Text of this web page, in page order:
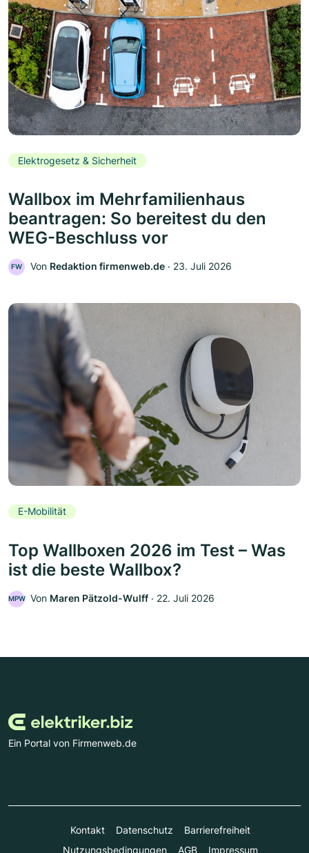
Elektrogesetz & Sicherheit
Wallbox im Mehrfamilienhaus
beantragen: So bereitest du den
WEG-Beschluss vor
FW Von Redaktion firmenweb.de ‧ 23. Juli 2026
E-Mobilität
Top Wallboxen 2026 im Test – Was
ist die beste Wallbox?
MPW Von Maren Pätzold-Wulff ‧ 22. Juli 2026
Ein Portal von Firmenweb.de
Kontakt Datenschutz
Barrierefreiheit
Nutzungsbedingungen
AGB Impressum